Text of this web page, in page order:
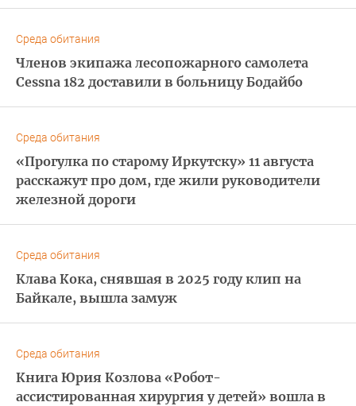
Среда обитания
Членов экипажа лесопожарного самолета
Cessna 182 доставили в больницу Бодайбо
Среда обитания
«Прогулка по старому Иркутску» 11 августа
расскажут про дом, где жили руководители
железной дороги
Среда обитания
Клава Кока, снявшая в 2025 году клип на
Байкале, вышла замуж
Среда обитания
Книга Юрия Козлова «Робот-
ассистированная хирургия у детей» вошла в